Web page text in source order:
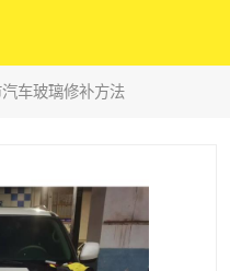
车玻璃修补方法